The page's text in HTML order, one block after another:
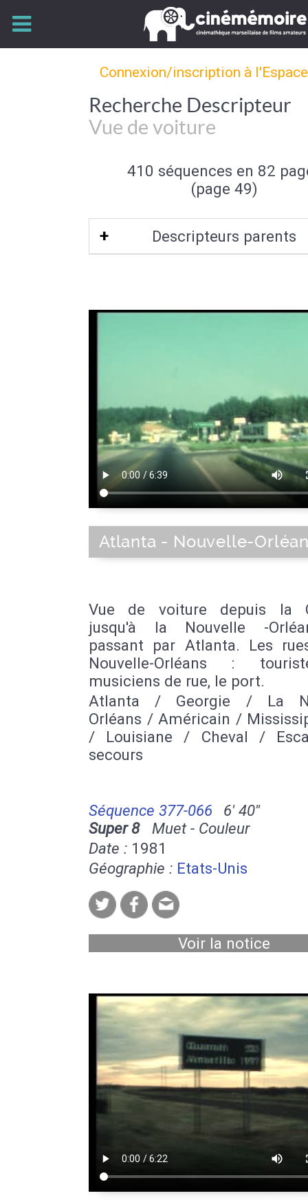
Connexion/inscription à
Recherche Descripteur
Vue de voiture
410 séquences en 82
(page 49)
Descripteurs parents
Atlanta - Nouvelle-
Vue de voiture depuis la
jusqu'à la Nouvelle -
passant par Atlanta. Les
Nouvelle-Orléans :
musiciens de rue, le port.
Atlanta / Georgie / La
Orléans / Américain /
/ Louisiane / Cheval /
secours
Séquence 377-066
6' 40''
Super 8Muet - Couleur
Date : 1981
Géographie : Etats-Unis
Voir la notice